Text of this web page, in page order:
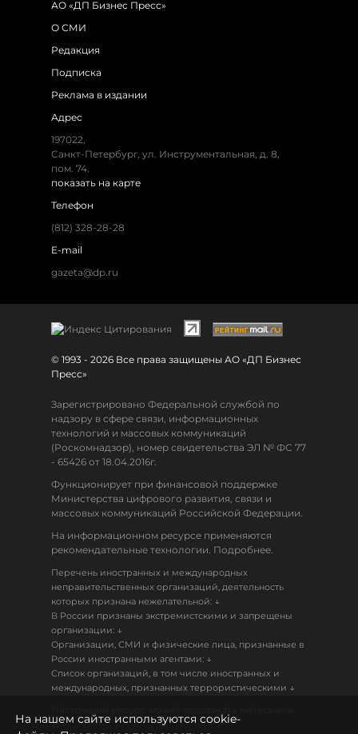
АО «ДП Бизнес Пресс»
О СМИ
Редакция
Подписка
Реклама в издании
Адрес
197022,
Санкт-Петербург, ул. Инструментальная, д. 8,
пом. 74.
показать на карте
Телефон
(812) 328-28-28
E-mail
gazeta@dp.ru
© 1993 - 2026 Все права защищены АО «ДП Бизнес
Пресс»
Зарегистрировано Федеральной службой по
надзору в сфере связи, информационных
технологий и массовых коммуникаций
(Роскомнадзор), номер свидетельства ЭЛ № ФС 77
- 65426 от 18.04.2016г.
Функционирует при финансовой поддержке
Министерства цифрового развития, связи и
массовых коммуникаций Российской Федерации.
На информационном ресурсе применяются
рекомендательные технологии. Подробнее.
Перечень иностранных и международных
неправительственных организаций, деятельность
которых признана нежелательной: ↓
В России признаны экстремистскими и запрещены
организации: ↓
Организации, СМИ и физические лица, признанные в
России иностранными агентами: ↓
Список организаций, в том числе иностранных и
международных, признанных террористическими ↓
18+
На нашем сайте используются cookie-